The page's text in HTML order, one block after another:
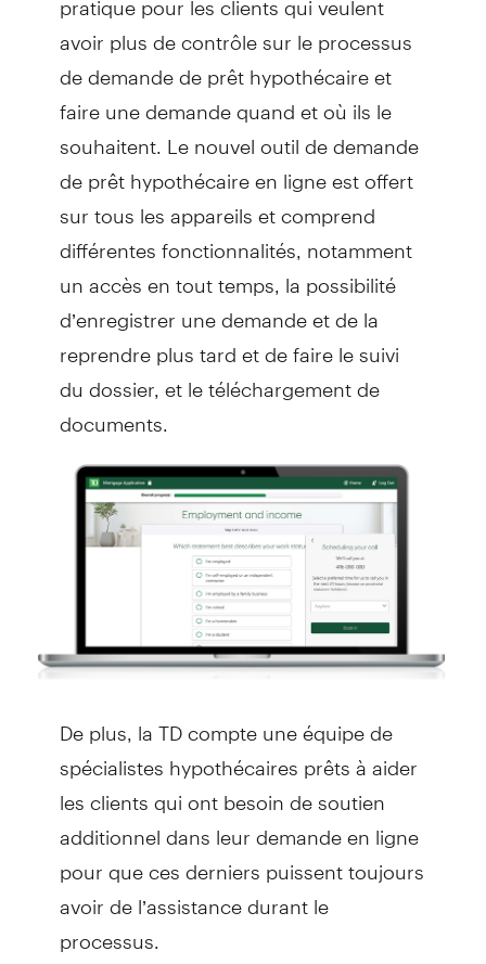
avoir plus de contrôle sur le processus
de demande de prêt hypothécaire et
faire une demande quand et où ils le
souhaitent. Le nouvel outil de demande
de prêt hypothécaire en ligne est offert
sur tous les appareils et comprend
différentes fonctionnalités, notamment
un accès en tout temps, la possibilité
d’enregistrer une demande et de la
reprendre plus tard et de faire le suivi
du dossier, et le téléchargement de
documents.
De plus, la TD compte une équipe de
spécialistes hypothécaires prêts à aider
les clients qui ont besoin de soutien
additionnel dans leur demande en ligne
pour que ces derniers puissent toujours
avoir de l’assistance durant le
processus.